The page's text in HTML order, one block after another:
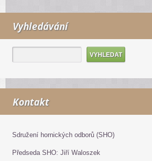
Vyhledávání
Kontakt
Sdružení hornických odborů (SHO)
Předseda SHO: Jiří Waloszek